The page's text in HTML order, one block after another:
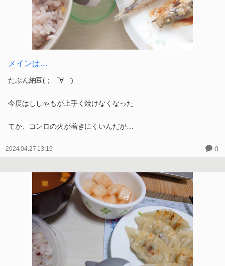
メインは…
たぶん納豆(；゜∀゜)
今度はししゃもが上手く焼けなくなった
てか、コンロの火が着きにくいんだが…
2024.04.27 13:19 0